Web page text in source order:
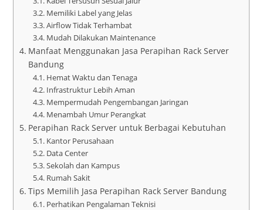
Memiliki Label yang Jelas
Airflow Tidak Terhambat
Mudah Dilakukan Maintenance
Manfaat Menggunakan Jasa Perapihan Rack Server
Bandung
Hemat Waktu dan Tenaga
Infrastruktur Lebih Aman
Mempermudah Pengembangan Jaringan
Menambah Umur Perangkat
Perapihan Rack Server untuk Berbagai Kebutuhan
Kantor Perusahaan
Data Center
Sekolah dan Kampus
Rumah Sakit
Tips Memilih Jasa Perapihan Rack Server Bandung
Perhatikan Pengalaman Teknisi